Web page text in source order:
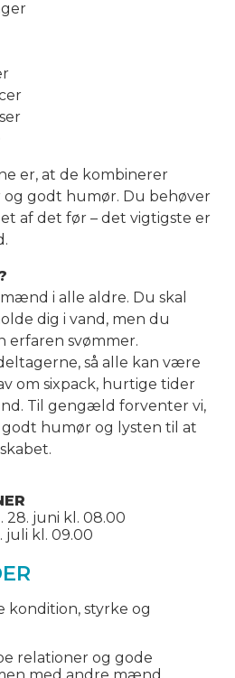
er, at de kombinerer
godt humør. Du behøver
af det før – det vigtigste er
i alle aldre. Du skal
dig i vand, men du
erfaren svømmer.
så alle kan være
om sixpack, hurtige tider
Til gengæld forventer vi,
humør og lysten til at
28. juni kl. 08.00
juli kl. 09.00
kondition, styrke og
relationer og gode